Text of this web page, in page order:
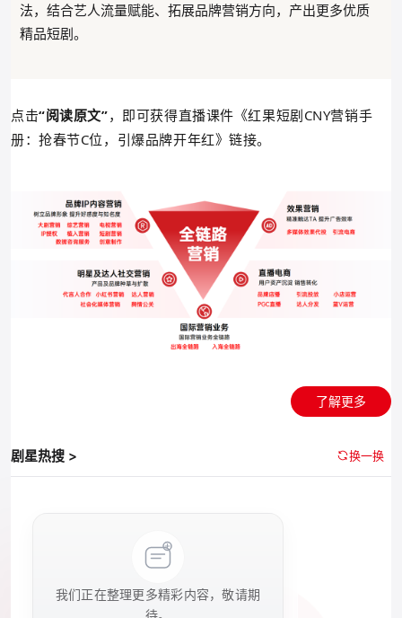
法，结合艺人流量赋能、拓展品牌营销方向，产出更多优质
精品短剧。
点击“阅读原文”，即可获得直播课件《红果短剧CNY营销手
册：抢春节C位，引爆品牌开年红》链接。
了解更多
剧星热搜 > 换一换
我们正在整理更多精彩内容，敬请期